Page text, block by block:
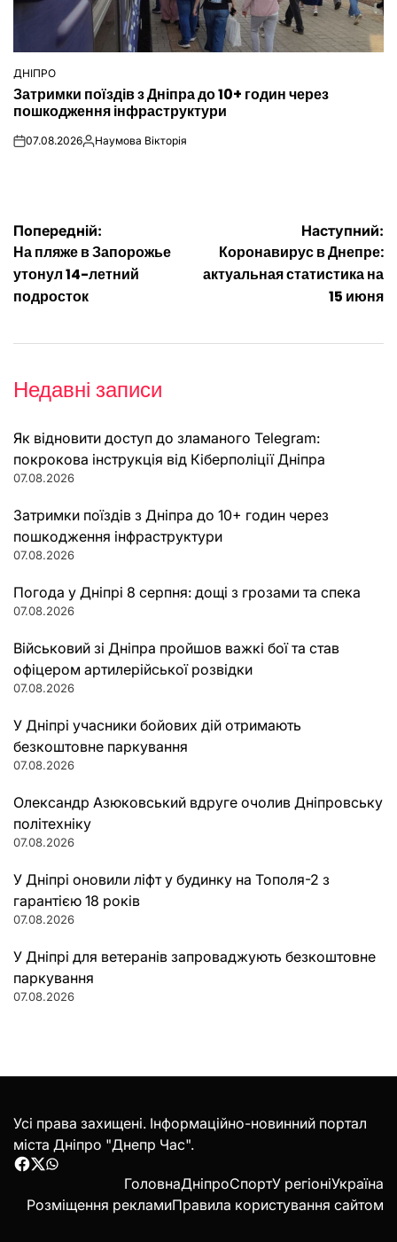
ОПУБЛІКУВАТИ
У
ДНІПРО
Затримки поїздів з Дніпра до 10+ годин через
пошкодження інфраструктури
on07.08.2026Опубліковано
Наумова Вікторія
Навігація
записів
Попередній:
На пляже в Запорожье
утонул 14-летний
подросток
Наступний:
Коронавирус в Днепре:
актуальная статистика на
15 июня
Недавні записи
Як відновити доступ до зламаного Telegram:
покрокова інструкція від Кіберполіції Дніпра
07.08.2026
Затримки поїздів з Дніпра до 10+ годин через
пошкодження інфраструктури
07.08.2026
Погода у Дніпрі 8 серпня: дощі з грозами та спека
07.08.2026
Військовий зі Дніпра пройшов важкі бої та став
офіцером артилерійської розвідки
07.08.2026
У Дніпрі учасники бойових дій отримають
безкоштовне паркування
07.08.2026
Олександр Азюковський вдруге очолив Дніпровську
політехніку
07.08.2026
У Дніпрі оновили ліфт у будинку на Тополя-2 з
гарантією 18 років
07.08.2026
У Дніпрі для ветеранів запроваджують безкоштовне
паркування
07.08.2026
Усі права захищені. Інформаційно-новинний портал
міста Дніпро "Днепр Час".
Facebook
Twitter
WhatsApp
ГоловнаДніпроСпортУ регіоніУкраїна
Розміщення рекламиПравила користування сайтом